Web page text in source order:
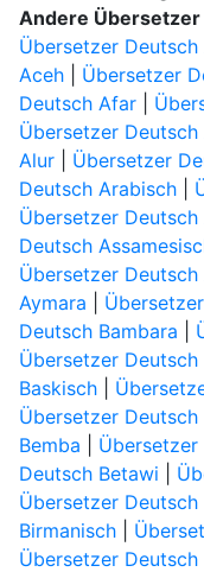
Andere Übersetzer
Übersetzer Deutsch
Aceh| Übersetzer
Deutsch Afar|
Übersetzer Deutsch
Alur| Übersetzer
Deutsch Arabisch|
Übersetzer
Deutsch
Übersetzer Deutsch
Aymara
Deutsch Bambara
Übersetzer Deutsch
Baskisch|
Übersetzer Deutsch
Bemba
Übersetzer
Deutsch Betawi
Übersetzer Deutsch
Birmanisch|
Übersetzer Deutsch